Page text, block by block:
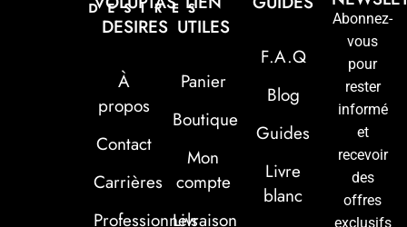
DESIRES
À
propos
Contact
Carrières
Professionnels
UTILES
Panier
Boutique
Mon
compte
Livraison
F.A.Q
Blog
Guides
Livre
blanc
Abonnez-
vous
pour
rester
informé
et
recevoir
des
offres
exclusifs